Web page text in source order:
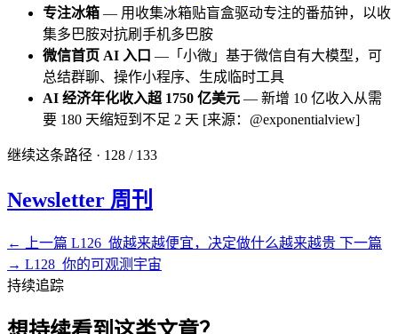
专注冰箱 — 用收集冰箱贴盲盒驱动专注的番茄钟，以收
集多巴胺对抗刷手机多巴胺
微信首页 AI 入口 —「小微」基于微信自有大模型，可
总结群聊、操作小程序、生成临时工具
AI 经济年化收入超 1750 亿美元 — 新增 10 亿收入从需
要 180 天缩短到不足 2 天 [来源：@exponentialview]
继续这条路径 · 128 / 133
Newsletter 周刊
← 上一篇 L126_做越来越便宜，决定做什么越来越贵 下一篇
→ L128_你的可观测宇宙
持续追踪